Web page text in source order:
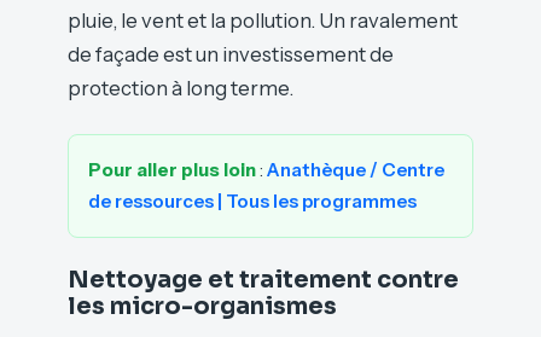
pluie, le vent et la pollution. Un ravalement
de façade est un investissement de
protection à long terme.
Pour aller plus loin: Anathèque / Centre
de ressources | Tous les programmes
Nettoyage et traitement contre
les micro-organismes